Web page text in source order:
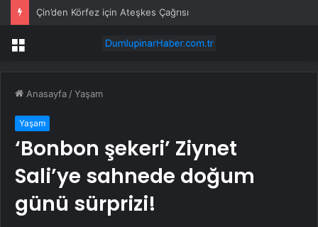
Çin’den Körfez için Ateşkes Çağrısı
Menü
Anasayfa /Yaşam
Yaşam
‘Bonbon şekeri’ Ziynet
Sali’ye sahnede doğum
günü sürprizi!